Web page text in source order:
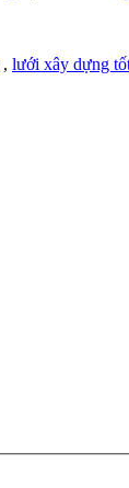
, lưới xây dựng